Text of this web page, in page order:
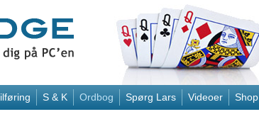
S & K Ordbog Spørg Lars Videoer Shop